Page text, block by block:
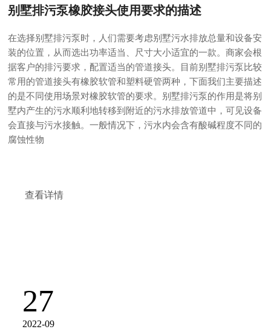
别墅排污泵橡胶接头使用要求的描述
在选择别墅排污泵时，人们需要考虑别墅污水排放总量和设备安
装的位置，从而选出功率适当、尺寸大小适宜的一款。商家会根
据客户的排污要求，配置适当的管道接头。目前别墅排污泵比较
常用的管道接头有橡胶软管和塑料硬管两种，下面我们主要描述
的是不同使用场景对橡胶软管的要求。别墅排污泵的作用是将别
墅内产生的污水顺利地转移到附近的污水排放管道中，可见设备
会直接与污水接触。一般情况下，污水内会含有酸碱程度不同的
腐蚀性物
查看详情
27
2022-09